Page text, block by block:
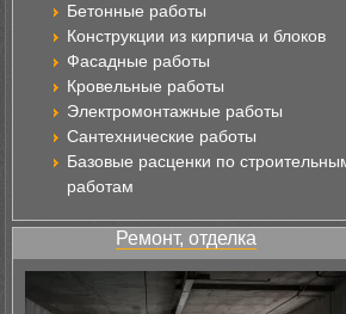
Бетонные работы
Конструкции из кирпича и блоков
Фасадные работы
Кровельные работы
Электромонтажные работы
Сантехнические работы
Базовые расценки по
работам
Ремонт, отделка